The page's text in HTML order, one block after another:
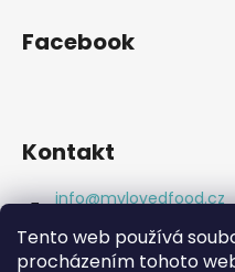
Tento web používá
procházením tohoto
Facebook
Kontakt
info@mylovedfood.cz
https://